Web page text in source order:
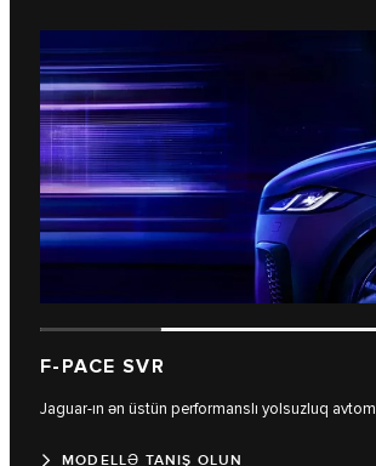
F-PACE SVR
Jaguar-ın ən üstün performanslı yolsuzluq
MODELLƏ TANIŞ OLUN